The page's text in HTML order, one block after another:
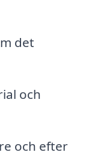
det
och
och efter